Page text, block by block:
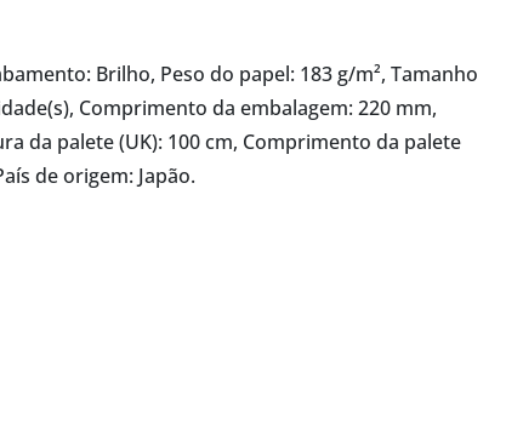
Brilho, Peso do papel: 183 g/m², Tamanho
Comprimento da embalagem: 220 mm,
da palete (UK): 100 cm, Comprimento da palete
de origem: Japão.